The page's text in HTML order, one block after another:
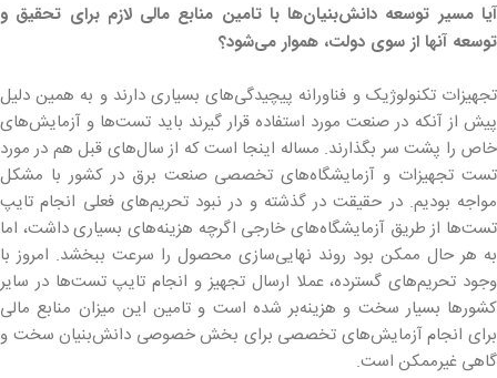
آیا مسیر توسعه دانش‌بنیان‌ها با تامین منابع مالی لازم برای تحقیق و
توسعه آنها از سوی دولت، هموار می‌شود؟
تجهیزات تکنولوژیک و فناورانه پیچیدگی‌های بسیاری دارند و به همین دلیل
پیش از آنکه در صنعت مورد استفاده قرار گیرند باید تست‌ها و آزمایش‌های
خاص را پشت سر بگذارند. مساله اینجا است که از سال‌های قبل هم در مورد
تست تجهیزات و آزمایشگاه‌های تخصصی صنعت برق در کشور با مشکل
مواجه بودیم. در حقیقت در گذشته و در نبود تحریم‌های فعلی انجام تایپ
تست‌ها از طریق آزمایشگاه‌های خارجی اگرچه هزینه‌های بسیاری داشت، اما
به هر حال ممکن بود روند نهایی‌سازی محصول را سرعت ببخشد. امروز با
وجود تحریم‌های گسترده، عملا ارسال تجهیز و انجام تایپ تست‌ها در سایر
کشورها بسیار سخت و هزینه‌بر شده است و تامین این میزان منابع مالی
برای انجام آزمایش‌های تخصصی برای بخش خصوصی دانش‌بنیان سخت و
گاهی غیرممکن است.